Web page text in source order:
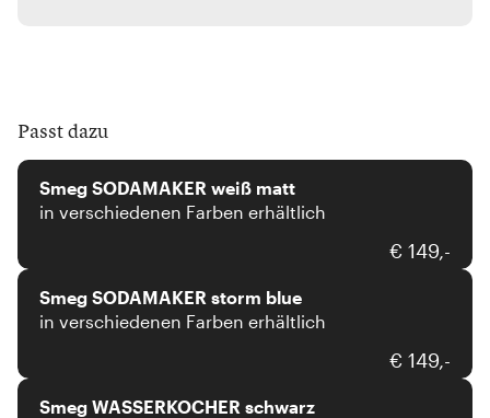
Passt dazu
Smeg SODAMAKER weiß matt
in verschiedenen Farben erhältlich
€ 149,-
Smeg
Smeg SODAMAKER storm blue
in verschiedenen Farben erhältlich
€ 149,-
Smeg
Smeg WASSERKOCHER schwarz